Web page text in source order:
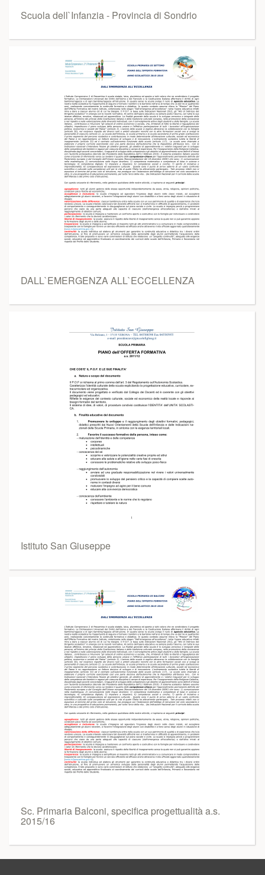
Scuola dell`Infanzia - Provincia di Sondrio
DALL`EMERGENZA ALL`ECCELLENZA
Istituto San Giuseppe
Sc. Primaria Balconi, specifica progettualità a.s.
2015/16